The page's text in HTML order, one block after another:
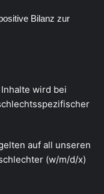
Bilanz zur
wird bei
auf all unseren
(w/m/d/x)